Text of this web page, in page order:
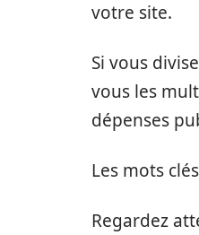
votre site.
Si vous
vous les
dépenses
Les mots
Regardez